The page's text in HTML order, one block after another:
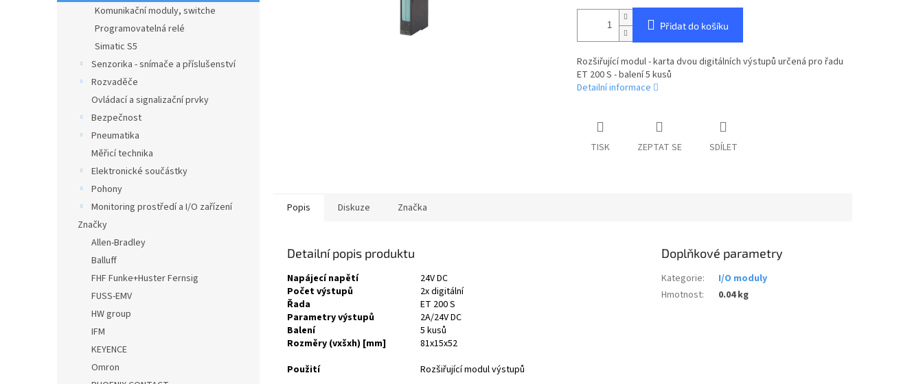
n
Komunikační moduly, switche
Programovatelná relé
Simatic S5
Senzorika - snímače a příslušenství
Rozvaděče
Ovládací a signalizační prvky
Bezpečnost
Pneumatika
Měřicí technika
Elektronické součástky
Pohony
Monitoring prostředí a I/O zařízení
Značky
Allen-Bradley
Balluff
FHF Funke+Huster Fernsig
FUSS-EMV
HW group
IFM
KEYENCE
Omron
Přidat do košíku
Rozšiřující modul - karta dvou digitálních výstupů určená pro řadu
ET 200 S - balení 5 kusů
Detailní informace
TISK ZEPTAT SE SDÍLET
Popis Diskuze Značka
Detailní popis produktu
Napájecí napětí
24V DC
Počet výstupů
2x digitální
Řada
ET 200 S
Parametry výstupů
2A/24V DC
Balení
5 kusů
Rozměry (vxšxh) [mm]
81x15x52
Použití
Rozšiřující modul výstupů
Doplňkové parametry
Kategorie:
I/O moduly
Hmotnost: 0.04 kg